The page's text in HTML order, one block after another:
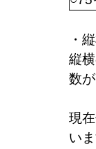
・
縦
数
現
い